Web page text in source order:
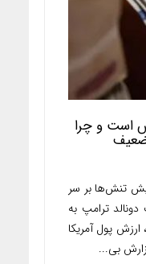
است و چرا
تنش‌ها بر سر
ترامپ به
ارزش پول آمریکا
بی...